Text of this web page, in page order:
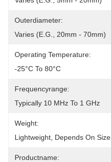
Outerdiameter:
Varies (e.g., 20mm - 70mm)
Operating Temperature:
-25°C To 80°C
Frequencyrange:
Typically 10 MHz To 1 GHz
Weight:
Lightweight, Depends On Size
Productname: